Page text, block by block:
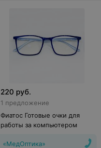
220 руб.
1 предложение
Фиатос Готовые очки для
работы за компьютером
«МедОптика»